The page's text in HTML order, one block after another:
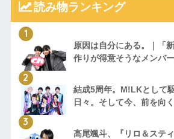
読み物ランキング
原因は自分にある。｜「
作りが得意そうなメンバー
結成5周年。M!LKとして
日々。そして今、前を向
高尾颯斗、『リロ＆ステ